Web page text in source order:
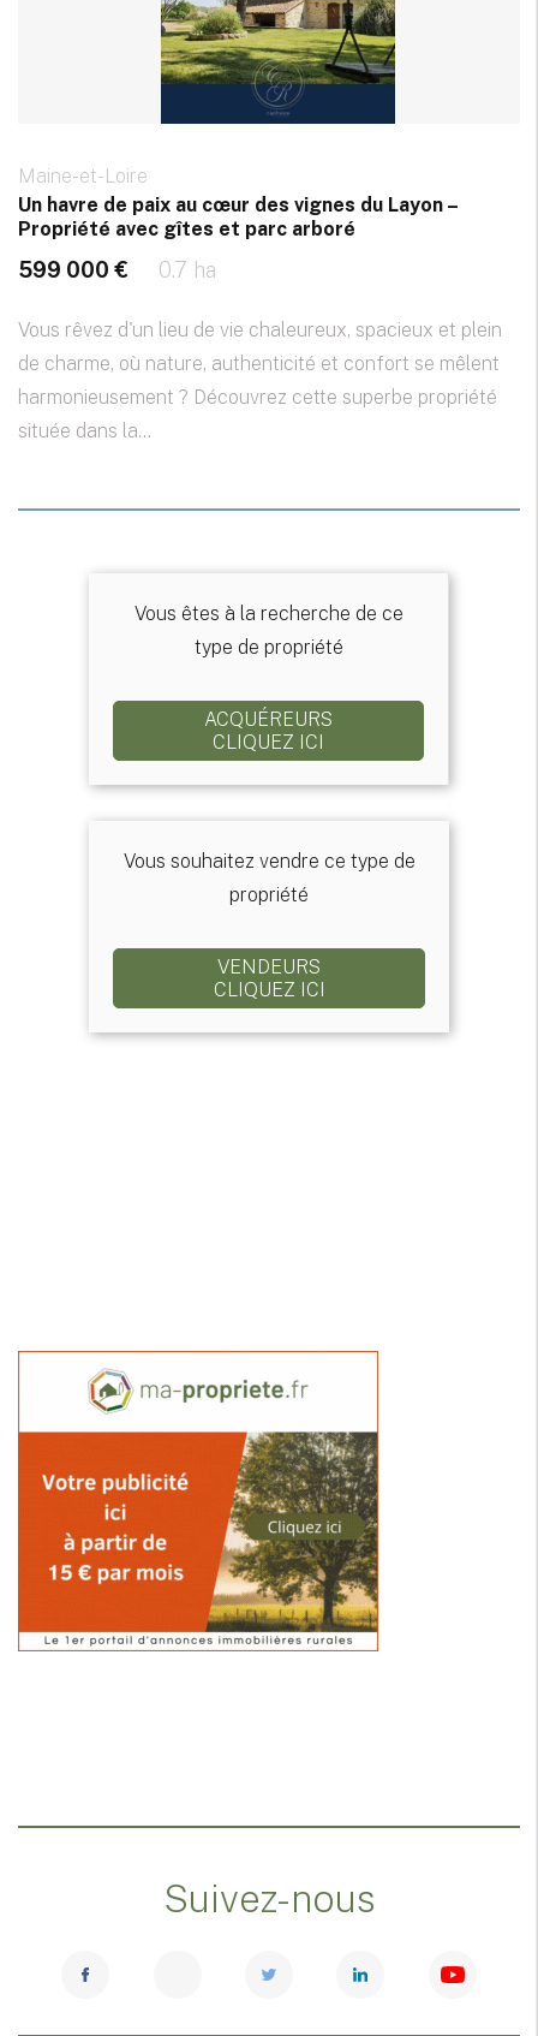
Maine-et-Loire
Un havre de paix au cœur des vignes du Layon –
Propriété avec gîtes et parc arboré
599 000 € 0.7 ha
Vous rêvez d'un lieu de vie chaleureux, spacieux et plein
de charme, où nature, authenticité et confort se mêlent
harmonieusement ? Découvrez cette superbe propriété
située dans la...
Vous êtes à la recherche de ce
type de propriété
ACQUÉREURS
CLIQUEZ ICI
Vous souhaitez vendre ce type de
propriété
VENDEURS
CLIQUEZ ICI
Suivez-nous